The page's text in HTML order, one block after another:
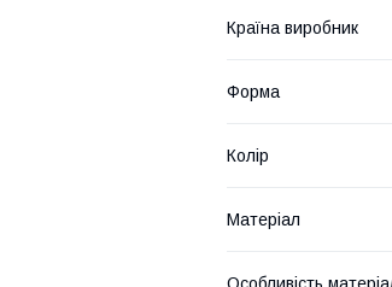
Країна виробник
Форма
Колір
Матеріал
Особливість